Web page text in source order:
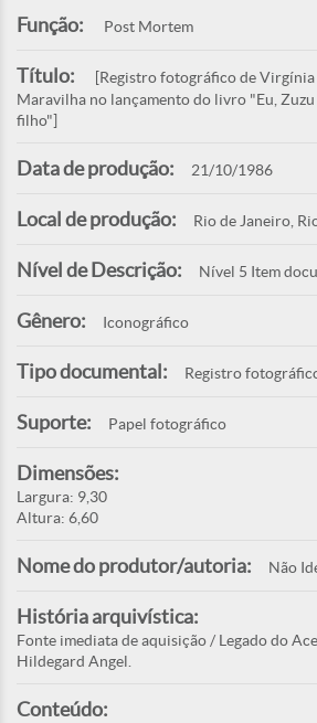
Função: Post Mortem
Título:
[Registro fotográfico de Virgínia
Maravilha no lançamento do livro "Eu,
filho"]
Data de produção: 21/10/1986
Local de produção: Rio de Janeiro,
Nível de Descrição: Nível 5 Item
Gênero: Iconográfico
Tipo documental: Registro
Suporte: Papel fotográfico
Dimensões:
Largura: 9,30
Altura: 6,60
Nome do produtor/autoria: Não
História arquivística:
Fonte imediata de aquisição / Legado do
Hildegard Angel.
Conteúdo: